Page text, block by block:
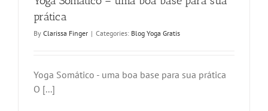
prática
By Clarissa Finger | Categories: Blog Yoga Gratis
Yoga Somático - uma boa base para sua prática
O [...]